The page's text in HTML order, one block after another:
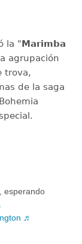
la "Marimba
agrupación
trova,
de la saga
esperando
♬